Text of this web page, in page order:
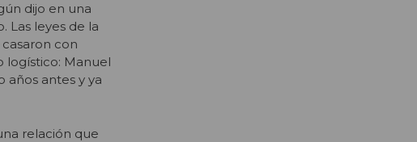
dijo en una
Las leyes de la
casaron con
logístico: Manuel
años antes y ya
relación que